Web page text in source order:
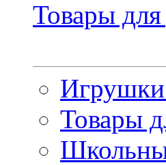
Товары для
Товары